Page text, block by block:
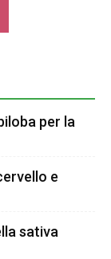
per la
e
sativa